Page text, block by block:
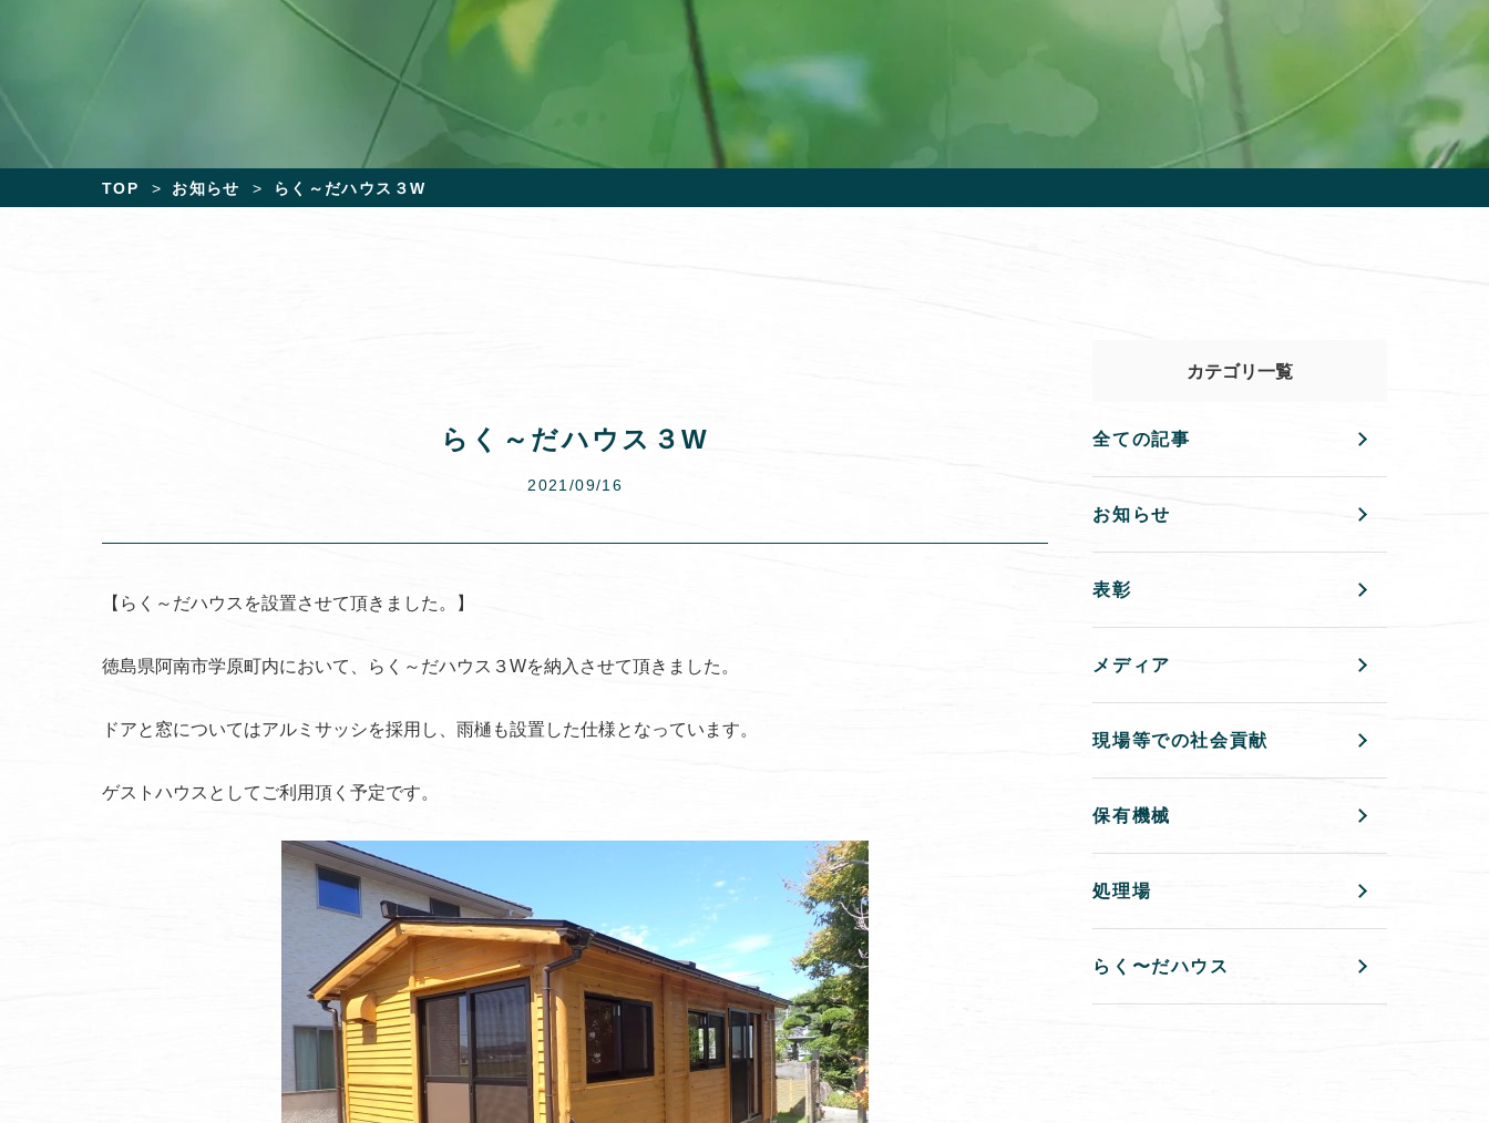
TOP お知らせ らく～だハウス３W
らく～だハウス３W
2021/09/16
【らく～だハウスを設置させて頂きました。】
徳島県阿南市学原町内において、らく～だハウス３Wを納入させて頂きました。
ドアと窓についてはアルミサッシを採用し、雨樋も設置した仕様となっています。
ゲストハウスとしてご利用頂く予定です。
カテゴリ一覧
全ての記事
お知らせ
表彰
メディア
現場等での社会貢献
保有機械
処理場
らく〜だハウス